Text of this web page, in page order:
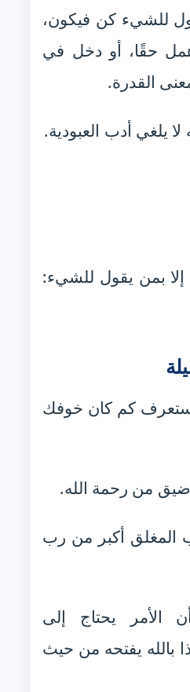
للشيء كن فيكون،
حقًا، أو دخل في
القدرة.
لا يلغي أدب العبودية.
إلا بمن يقول للشيء:
ستعرف كم كان خوفك
من رحمة الله.
المغلق أكبر من رب
يحتاج إلى
بالله يفتحه من حيث